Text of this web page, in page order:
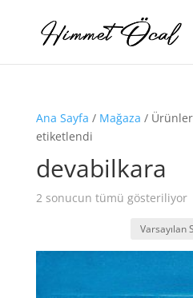
Ana Sayfa / Mağaza /
etiketlendi
devabilkara
2 sonucun tümü gösteriliyor